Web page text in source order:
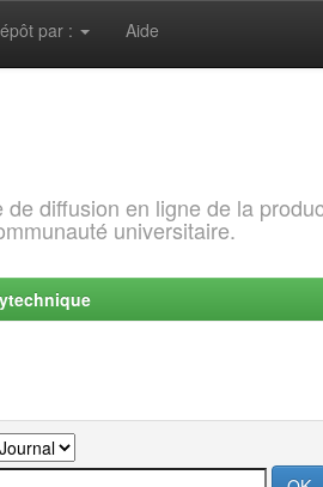
par : Aide
diffusion en ligne de la
universitaire.